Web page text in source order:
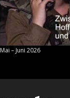
Mai – Juni 2026